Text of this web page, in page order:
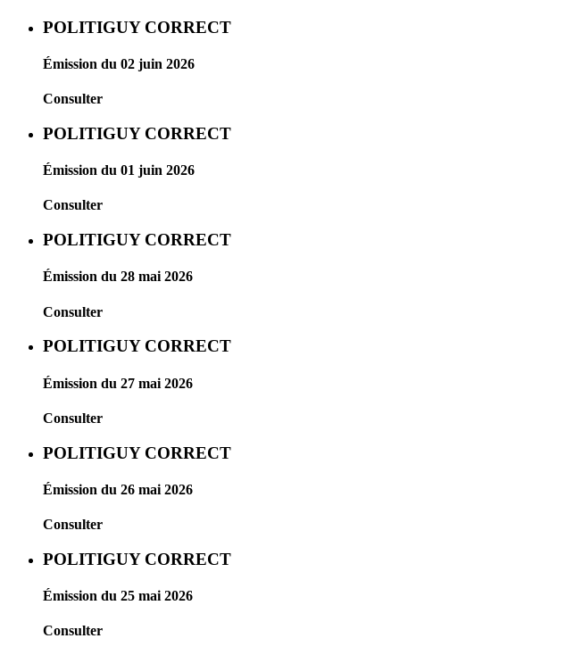
POLITIGUY CORRECT
Émission du 02 juin 2026
Consulter
POLITIGUY CORRECT
Émission du 01 juin 2026
Consulter
POLITIGUY CORRECT
Émission du 28 mai 2026
Consulter
POLITIGUY CORRECT
Émission du 27 mai 2026
Consulter
POLITIGUY CORRECT
Émission du 26 mai 2026
Consulter
POLITIGUY CORRECT
Émission du 25 mai 2026
Consulter